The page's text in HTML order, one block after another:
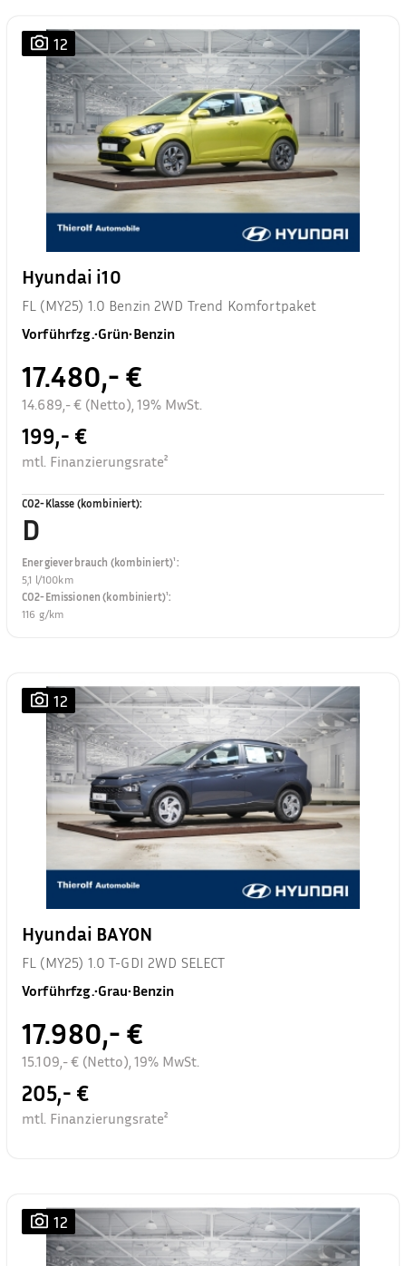
12
Hyundai i10
FL (MY25) 1.0 Benzin 2WD Trend Komfortpaket
Vorführfzg.•Grün•Benzin
17.480,- €
14.689,- € (Netto), 19% MwSt.
199,- €
mtl. Finanzierungsrate²
CO2-Klasse (kombiniert):
D
Energieverbrauch (kombiniert)¹:
5,1 l/100km
CO2-Emissionen (kombiniert)¹:
116 g/km
12
Hyundai BAYON
FL (MY25) 1.0 T-GDI 2WD SELECT
Vorführfzg.•Grau•Benzin
17.980,- €
15.109,- € (Netto), 19% MwSt.
205,- €
mtl. Finanzierungsrate²
12